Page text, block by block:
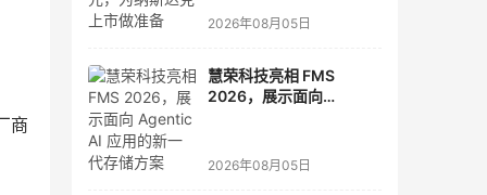
商
2026年08月05日
慧荣科技亮相 FMS
2026，展示面向
2026年08月05日